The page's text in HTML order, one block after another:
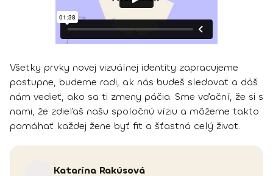
Všetky prvky novej vizuálnej identity zapracujeme
postupne, budeme radi, ak nás budeš sledovať a dáš
nám vedieť, ako sa ti zmeny páčia. Sme vďační, že si s
nami, že zdieľaš našu spoločnú víziu a môžeme takto
pomáhať každej žene byť fit a šťastná celý život.
Katarína Rakúsová